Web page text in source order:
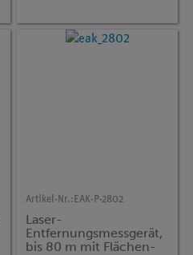
Artikel-Nr.: EAK-P-2802
Laser-
Entfernungsmessgerät,
bis 80 m mit Flächen-